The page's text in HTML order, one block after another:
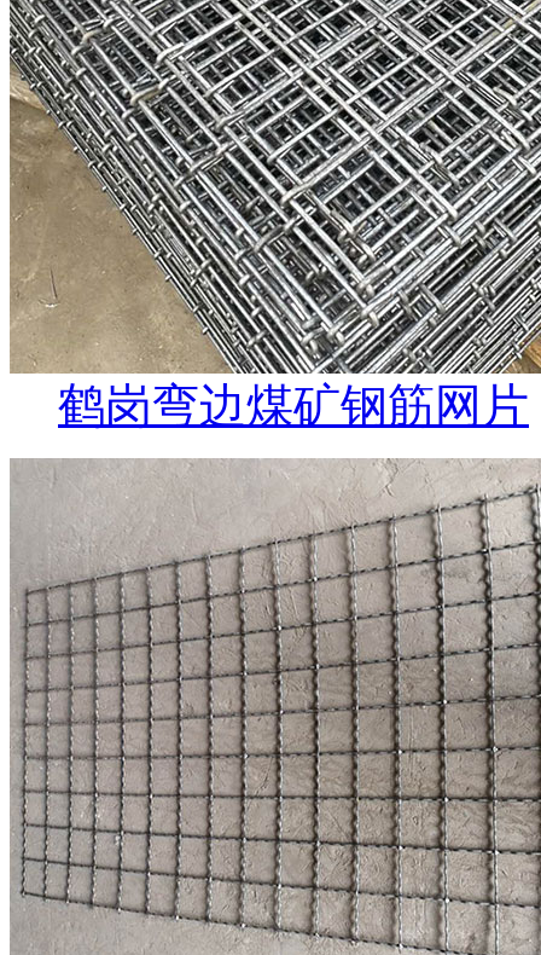
鹤岗弯边煤矿钢筋网片